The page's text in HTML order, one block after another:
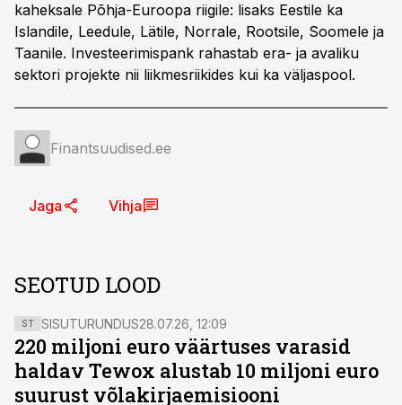
kaheksale Põhja-Euroopa riigile: lisaks Eestile ka
Islandile, Leedule, Lätile, Norrale, Rootsile, Soomele ja
Taanile. Investeerimispank rahastab era- ja avaliku
sektori projekte nii liikmesriikides kui ka väljaspool.
Finantsuudised.ee
Jaga Vihja
SEOTUD LOOD
ST SISUTURUNDUS28.07.26, 12:09
220 miljoni euro väärtuses varasid
haldav Tewox alustab 10 miljoni euro
suurust võlakirjaemisiooni